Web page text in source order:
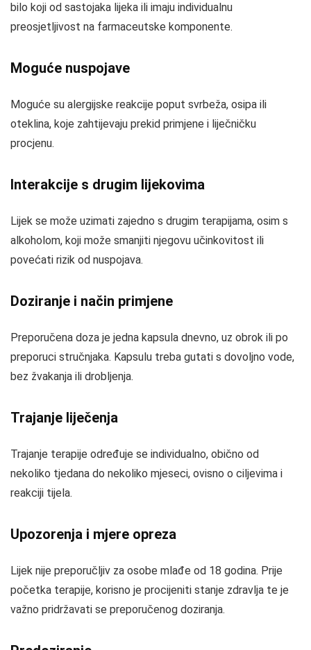
bilo koji od sastojaka lijeka ili imaju individualnu
preosjetljivost na farmaceutske komponente.
Moguće nuspojave
Moguće su alergijske reakcije poput svrbeža, osipa ili
oteklina, koje zahtijevaju prekid primjene i liječničku
procjenu.
Interakcije s drugim lijekovima
Lijek se može uzimati zajedno s drugim terapijama, osim s
alkoholom, koji može smanjiti njegovu učinkovitost ili
povećati rizik od nuspojava.
Doziranje i način primjene
Preporučena doza je jedna kapsula dnevno, uz obrok ili po
preporuci stručnjaka. Kapsulu treba gutati s dovoljno vode,
bez žvakanja ili drobljenja.
Trajanje liječenja
Trajanje terapije određuje se individualno, obično od
nekoliko tjedana do nekoliko mjeseci, ovisno o ciljevima i
reakciji tijela.
Upozorenja i mjere opreza
Lijek nije preporučljiv za osobe mlađe od 18 godina. Prije
početka terapije, korisno je procijeniti stanje zdravlja te je
važno pridržavati se preporučenog doziranja.